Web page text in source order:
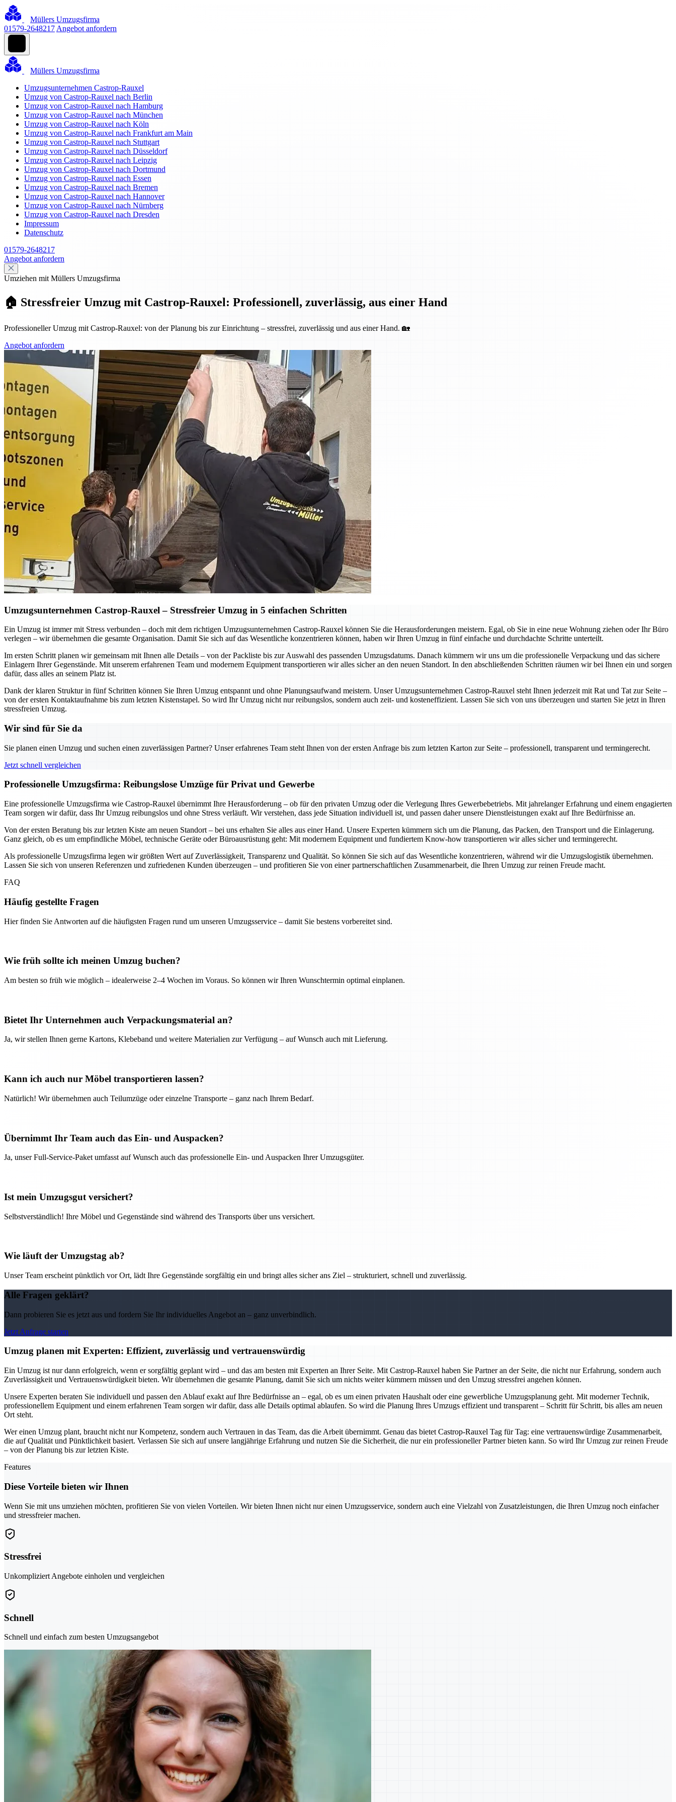
Müllers Umzugsfirma
01579-2648217 Angebot anfordern
Müllers Umzugsfirma
Umzugsunternehmen Castrop-Rauxel
Umzug von Castrop-Rauxel nach Berlin
Umzug von Castrop-Rauxel nach Hamburg
Umzug von Castrop-Rauxel nach München
Umzug von Castrop-Rauxel nach Köln
Umzug von Castrop-Rauxel nach Frankfurt am Main
Umzug von Castrop-Rauxel nach Stuttgart
Umzug von Castrop-Rauxel nach Düsseldorf
Umzug von Castrop-Rauxel nach Leipzig
Umzug von Castrop-Rauxel nach Dortmund
Umzug von Castrop-Rauxel nach Essen
Umzug von Castrop-Rauxel nach Bremen
Umzug von Castrop-Rauxel nach Hannover
Umzug von Castrop-Rauxel nach Nürnberg
Umzug von Castrop-Rauxel nach Dresden
Impressum
Datenschutz
01579-2648217
Angebot anfordern
Umziehen mit Müllers Umzugsfirma
🏠 Stressfreier Umzug mit Castrop-Rauxel: Professionell, zuverlässig, aus einer Hand
Professioneller Umzug mit Castrop-Rauxel: von der Planung bis zur Einrichtung – stressfrei, zuverlässig und aus einer Hand. 🏡
Angebot anfordern
Umzugsunternehmen Castrop-Rauxel – Stressfreier Umzug in 5 einfachen Schritten
Ein Umzug ist immer mit Stress verbunden – doch mit dem richtigen Umzugsunternehmen Castrop-Rauxel können Sie die Herausforderungen meistern. Egal, ob Sie in eine neue Wohnung ziehen oder Ihr Büro
verlegen – wir übernehmen die gesamte Organisation. Damit Sie sich auf das Wesentliche konzentrieren können, haben wir Ihren Umzug in fünf einfache und durchdachte Schritte unterteilt.
Im ersten Schritt planen wir gemeinsam mit Ihnen alle Details – von der Packliste bis zur Auswahl des passenden Umzugsdatums. Danach kümmern wir uns um die professionelle Verpackung und das sichere
Einlagern Ihrer Gegenstände. Mit unserem erfahrenen Team und modernem Equipment transportieren wir alles sicher an den neuen Standort. In den abschließenden Schritten räumen wir bei Ihnen ein und sorgen
dafür, dass alles an seinem Platz ist.
Dank der klaren Struktur in fünf Schritten können Sie Ihren Umzug entspannt und ohne Planungsaufwand meistern. Unser Umzugsunternehmen Castrop-Rauxel steht Ihnen jederzeit mit Rat und Tat zur Seite –
von der ersten Kontaktaufnahme bis zum letzten Kistenstapel. So wird Ihr Umzug nicht nur reibungslos, sondern auch zeit- und kosteneffizient. Lassen Sie sich von uns überzeugen und starten Sie jetzt in Ihren
stressfreien Umzug.
Wir sind für Sie da
Sie planen einen Umzug und suchen einen zuverlässigen Partner? Unser erfahrenes Team steht Ihnen von der ersten Anfrage bis zum letzten Karton zur Seite – professionell, transparent und termingerecht.
Jetzt schnell vergleichen
Professionelle Umzugsfirma: Reibungslose Umzüge für Privat und Gewerbe
Eine professionelle Umzugsfirma wie Castrop-Rauxel übernimmt Ihre Herausforderung – ob für den privaten Umzug oder die Verlegung Ihres Gewerbebetriebs. Mit jahrelanger Erfahrung und einem engagierten
Team sorgen wir dafür, dass Ihr Umzug reibungslos und ohne Stress verläuft. Wir verstehen, dass jede Situation individuell ist, und passen daher unsere Dienstleistungen exakt auf Ihre Bedürfnisse an.
Von der ersten Beratung bis zur letzten Kiste am neuen Standort – bei uns erhalten Sie alles aus einer Hand. Unsere Experten kümmern sich um die Planung, das Packen, den Transport und die Einlagerung.
Ganz gleich, ob es um empfindliche Möbel, technische Geräte oder Büroausrüstung geht: Mit modernem Equipment und fundiertem Know-how transportieren wir alles sicher und termingerecht.
Als professionelle Umzugsfirma legen wir größten Wert auf Zuverlässigkeit, Transparenz und Qualität. So können Sie sich auf das Wesentliche konzentrieren, während wir die Umzugslogistik übernehmen.
Lassen Sie sich von unseren Referenzen und zufriedenen Kunden überzeugen – und profitieren Sie von einer partnerschaftlichen Zusammenarbeit, die Ihren Umzug zur reinen Freude macht.
FAQ
Häufig gestellte Fragen
Hier finden Sie Antworten auf die häufigsten Fragen rund um unseren Umzugsservice – damit Sie bestens vorbereitet sind.
Wie früh sollte ich meinen Umzug buchen?
Am besten so früh wie möglich – idealerweise 2–4 Wochen im Voraus. So können wir Ihren Wunschtermin optimal einplanen.
Bietet Ihr Unternehmen auch Verpackungsmaterial an?
Ja, wir stellen Ihnen gerne Kartons, Klebeband und weitere Materialien zur Verfügung – auf Wunsch auch mit Lieferung.
Kann ich auch nur Möbel transportieren lassen?
Natürlich! Wir übernehmen auch Teilumzüge oder einzelne Transporte – ganz nach Ihrem Bedarf.
Übernimmt Ihr Team auch das Ein- und Auspacken?
Ja, unser Full-Service-Paket umfasst auf Wunsch auch das professionelle Ein- und Auspacken Ihrer Umzugsgüter.
Ist mein Umzugsgut versichert?
Selbstverständlich! Ihre Möbel und Gegenstände sind während des Transports über uns versichert.
Wie läuft der Umzugstag ab?
Unser Team erscheint pünktlich vor Ort, lädt Ihre Gegenstände sorgfältig ein und bringt alles sicher ans Ziel – strukturiert, schnell und zuverlässig.
Alle Fragen geklärt?
Dann probieren Sie es jetzt aus und fordern Sie Ihr individuelles Angebot an – ganz unverbindlich.
Jetzt Anfrage starten
Umzug planen mit Experten: Effizient, zuverlässig und vertrauenswürdig
Ein Umzug ist nur dann erfolgreich, wenn er sorgfältig geplant wird – und das am besten mit Experten an Ihrer Seite. Mit Castrop-Rauxel haben Sie Partner an der Seite, die nicht nur Erfahrung, sondern auch
Zuverlässigkeit und Vertrauenswürdigkeit bieten. Wir übernehmen die gesamte Planung, damit Sie sich um nichts weiter kümmern müssen und den Umzug stressfrei angehen können.
Unsere Experten beraten Sie individuell und passen den Ablauf exakt auf Ihre Bedürfnisse an – egal, ob es um einen privaten Haushalt oder eine gewerbliche Umzugsplanung geht. Mit moderner Technik,
professionellem Equipment und einem erfahrenen Team sorgen wir dafür, dass alle Details optimal ablaufen. So wird die Planung Ihres Umzugs effizient und transparent – Schritt für Schritt, bis alles am neuen
Ort steht.
Wer einen Umzug plant, braucht nicht nur Kompetenz, sondern auch Vertrauen in das Team, das die Arbeit übernimmt. Genau das bietet Castrop-Rauxel Tag für Tag: eine vertrauenswürdige Zusammenarbeit,
die auf Qualität und Pünktlichkeit basiert. Verlassen Sie sich auf unsere langjährige Erfahrung und nutzen Sie die Sicherheit, die nur ein professioneller Partner bieten kann. So wird Ihr Umzug zur reinen Freude
– von der Planung bis zur letzten Kiste.
Features
Diese Vorteile bieten wir Ihnen
Wenn Sie mit uns umziehen möchten, profitieren Sie von vielen Vorteilen. Wir bieten Ihnen nicht nur einen Umzugsservice, sondern auch eine Vielzahl von Zusatzleistungen, die Ihren Umzug noch einfacher
und stressfreier machen.
Stressfrei
Unkompliziert Angebote einholen und vergleichen
Schnell
Schnell und einfach zum besten Umzugsangebot